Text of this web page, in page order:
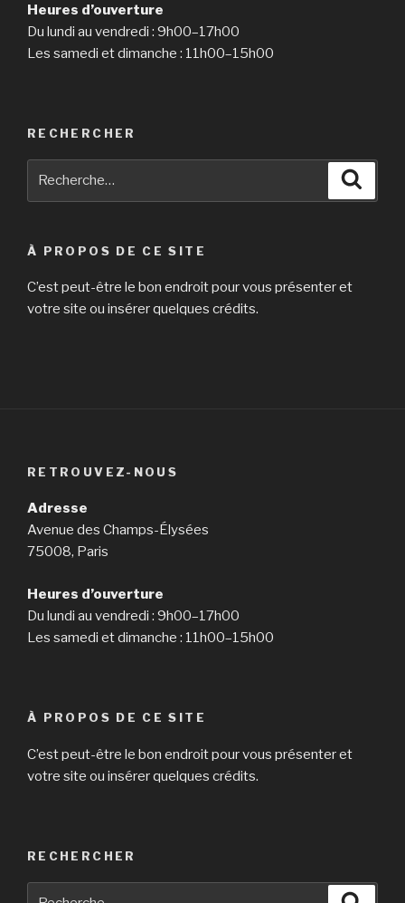
Heures d’ouverture
Du lundi au vendredi : 9h00–17h00
Les samedi et dimanche : 11h00–15h00
RECHERCHER
À PROPOS DE CE SITE
C’est peut-être le bon endroit pour vous présenter et
votre site ou insérer quelques crédits.
RETROUVEZ-NOUS
Adresse
Avenue des Champs-Élysées
75008, Paris
Heures d’ouverture
Du lundi au vendredi : 9h00–17h00
Les samedi et dimanche : 11h00–15h00
À PROPOS DE CE SITE
C’est peut-être le bon endroit pour vous présenter et
votre site ou insérer quelques crédits.
RECHERCHER